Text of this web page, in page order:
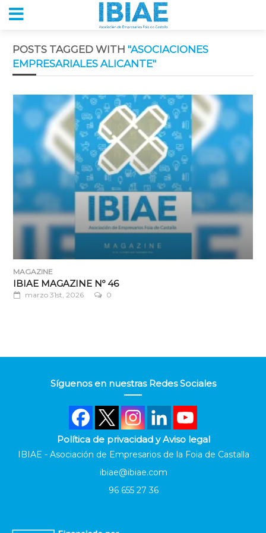
POSTS TAGGED WITH "ASOCIACIONES
EMPRESARIALES ALICANTE"
MAGAZINE
IBIAE MAGAZINE Nº 46
marzo 31st, 2026 0
Síguenos en nuestras Redes Sociales
Política de privacidad y Aviso legal
IBIAE - Asociación de Empresarios de la Foia de Castalla
ibiae@ibiae.com
96 655 27 36